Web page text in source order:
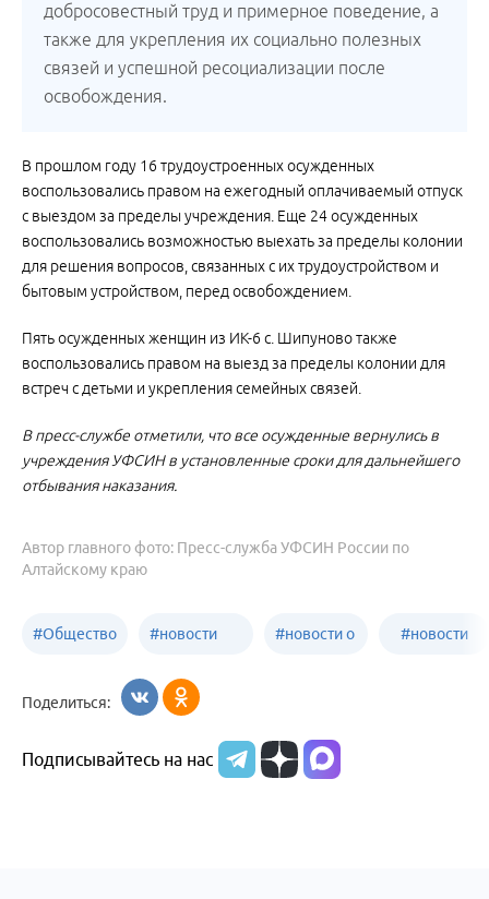
добросовестный труд и примерное поведение, а
также для укрепления их социально полезных
связей и успешной ресоциализации после
освобождения.
В прошлом году 16 трудоустроенных осужденных
воспользовались правом на ежегодный оплачиваемый отпуск
с выездом за пределы учреждения. Еще 24 осужденных
воспользовались возможностью выехать за пределы колонии
для решения вопросов, связанных с их трудоустройством и
бытовым устройством, перед освобождением.
Пять осужденных женщин из ИК-6 с. Шипуново также
воспользовались правом на выезд за пределы колонии для
встреч с детьми и укрепления семейных связей.
В пресс-службе отметили, что все осужденные вернулись в
учреждения УФСИН в установленные сроки для дальнейшего
отбывания наказания.
Автор главного фото: Пресс-служба УФСИН России по
Алтайскому краю
#Общество #новости
образования
#новости о
Алтайского
#новости
Поделиться:
Подписывайтесь на нас